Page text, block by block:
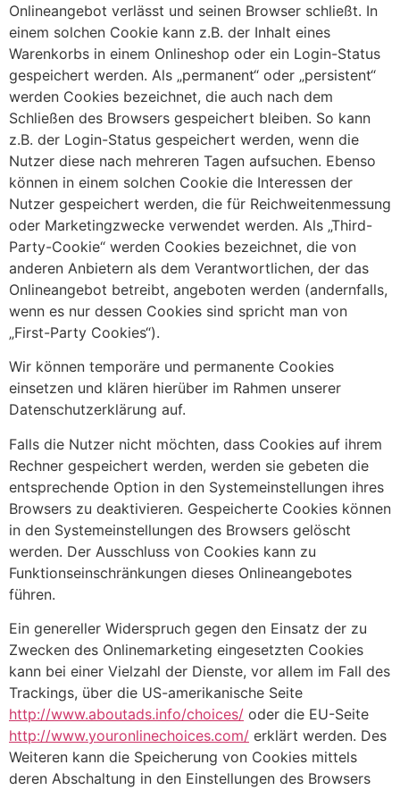
Onlineangebot verlässt und seinen Browser schließt. In
einem solchen Cookie kann z.B. der Inhalt eines
Warenkorbs in einem Onlineshop oder ein Login-Status
gespeichert werden. Als „permanent“ oder „persistent“
werden Cookies bezeichnet, die auch nach dem
Schließen des Browsers gespeichert bleiben. So kann
z.B. der Login-Status gespeichert werden, wenn die
Nutzer diese nach mehreren Tagen aufsuchen. Ebenso
können in einem solchen Cookie die Interessen der
Nutzer gespeichert werden, die für Reichweitenmessung
oder Marketingzwecke verwendet werden. Als „Third-
Party-Cookie“ werden Cookies bezeichnet, die von
anderen Anbietern als dem Verantwortlichen, der das
Onlineangebot betreibt, angeboten werden (andernfalls,
wenn es nur dessen Cookies sind spricht man von
„First-Party Cookies“).
Wir können temporäre und permanente Cookies
einsetzen und klären hierüber im Rahmen unserer
Datenschutzerklärung auf.
Falls die Nutzer nicht möchten, dass Cookies auf ihrem
Rechner gespeichert werden, werden sie gebeten die
entsprechende Option in den Systemeinstellungen ihres
Browsers zu deaktivieren. Gespeicherte Cookies können
in den Systemeinstellungen des Browsers gelöscht
werden. Der Ausschluss von Cookies kann zu
Funktionseinschränkungen dieses Onlineangebotes
führen.
Ein genereller Widerspruch gegen den Einsatz der zu
Zwecken des Onlinemarketing eingesetzten Cookies
kann bei einer Vielzahl der Dienste, vor allem im Fall des
Trackings, über die US-amerikanische Seite
http://www.aboutads.info/choices/ oder die EU-Seite
http://www.youronlinechoices.com/ erklärt werden. Des
Weiteren kann die Speicherung von Cookies mittels
deren Abschaltung in den Einstellungen des Browsers